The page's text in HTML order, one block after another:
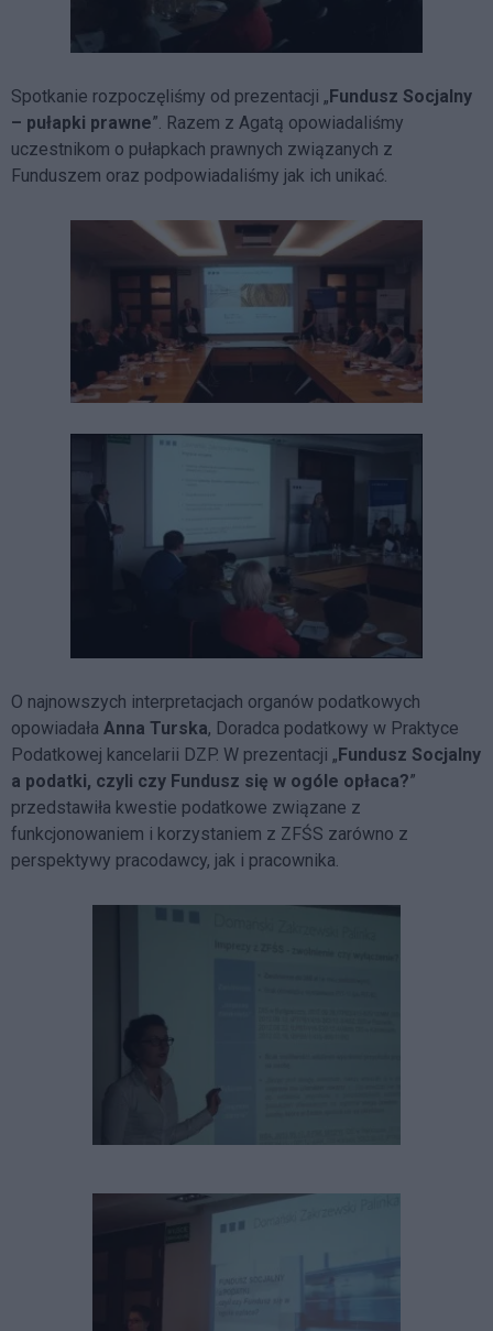
Spotkanie rozpoczęliśmy od prezentacji „Fundusz Socjalny
– pułapki prawne”. Razem z Agatą opowiadaliśmy
uczestnikom o pułapkach prawnych związanych z
Funduszem oraz podpowiadaliśmy jak ich unikać.
O najnowszych interpretacjach organów podatkowych
opowiadała Anna Turska, Doradca podatkowy w Praktyce
Podatkowej kancelarii DZP. W prezentacji „Fundusz Socjalny
a podatki, czyli czy Fundusz się w ogóle opłaca?”
przedstawiła kwestie podatkowe związane z
funkcjonowaniem i korzystaniem z ZFŚS zarówno z
perspektywy pracodawcy, jak i pracownika.